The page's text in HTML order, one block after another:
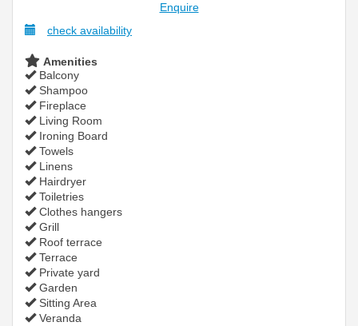
Enquire
check availability
Amenities
Balcony
Shampoo
Fireplace
Living Room
Ironing Board
Towels
Linens
Hairdryer
Toiletries
Clothes hangers
Grill
Roof terrace
Terrace
Private yard
Garden
Sitting Area
Veranda